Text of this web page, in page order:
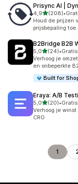
Prisync AI |
4,9van 5 sterren
(208)
208 recensies
•
Houd de prijzen
prijsbepaling toe.
B2Bridge B2B
5,0van 5 sterren
(24)
24 recensies in
•
Verhoog je
en onbeperkte
Built for
Eraya: A/B
5,0van 5 sterren
(20)
20 recensies in
•
Verhoog je
CRO
1